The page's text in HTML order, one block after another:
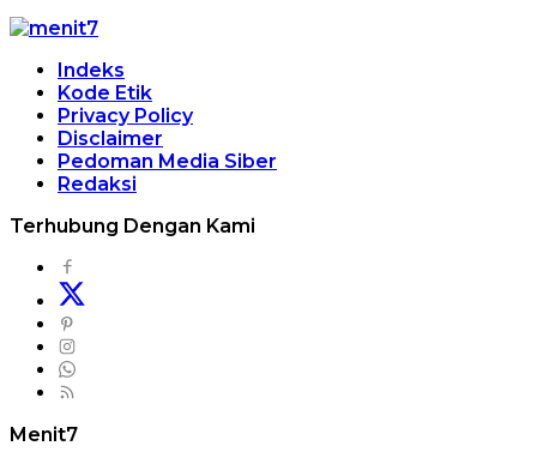
Indeks
Kode Etik
Privacy Policy
Disclaimer
Pedoman Media Siber
Redaksi
Terhubung Dengan Kami
Menit7